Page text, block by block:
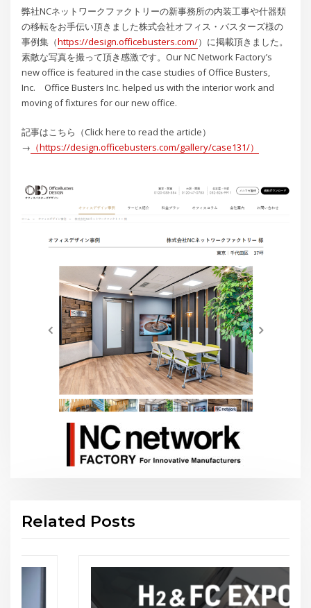
弊社NCネットワークファクトリーの新事務所の内装工事や什器類
の移転をお手伝い頂きました株式会社オフィス・バスターズ様の
事例集（https://design.officebusters.com/）に掲載頂きました。
素敵な写真を撮って頂き感激です。Our NC Network Factory’s
new office is featured in the case studies of Office Busters,
Inc. Office Busters Inc. helped us with the interior work and
moving of fixtures for our new office.
記事はこちら（Click here to read the article）
→ （https://design.officebusters.com/gallery/case131/）
Related Posts